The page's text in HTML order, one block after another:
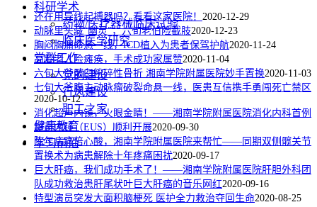
科研学术
药物/医疗器械临床试验
临床医学研究
党群工作
党的建设
行风建设
职工之家
健康教育
学习前沿
还在用导线起搏器吗？看看这家医院！ 2020-12-29
动脉里头藏“幽灵”，六旬老伯险截肢2020-12-23
胸闷胸痛命悬一线，ICD植入为患者保驾护航2020-11-24
高龄老人险瘫痪，手术成功家属赞2020-11-04
六旬大爷髋臼粉碎性骨折 湘南学院附属医院妙手置换2020-11-03
七旬大爷腹主动脉瘤破裂命悬一线，医患互信携手勇闯死亡禁区
2020-10-12
消化超声内镜，火眼金睛！——湘南学院附属医院消化内科首例
超声内镜（EUS）顺利开展2020-09-30
陈年病痛倍心酸，湘南学院附属医院来帮忙——同期双侧髋关节
置换术为病患解除十年疼痛困扰2020-09-17
巨大肝癌，我们成功手术了！——湘南学院附属医院肝胆外科团
队成功救治患肝尾状叶巨大肝癌的音乐网红2020-09-16
特型演员突发大面积脑梗死 医护全力救治夺回生命2020-08-25